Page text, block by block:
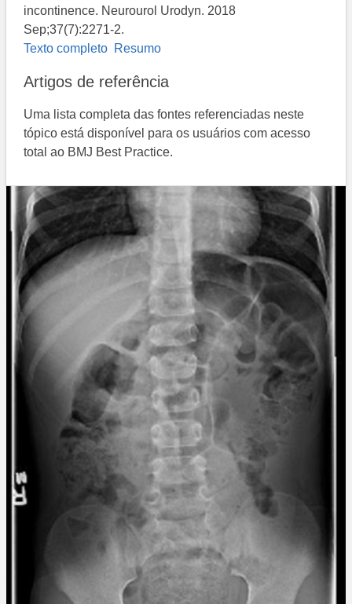
incontinence. Neurourol Urodyn. 2018
Sep;37(7):2271-2.
Texto completo Resumo
Artigos de referência
Uma lista completa das fontes referenciadas neste
tópico está disponível para os usuários com acesso
total ao BMJ Best Practice.